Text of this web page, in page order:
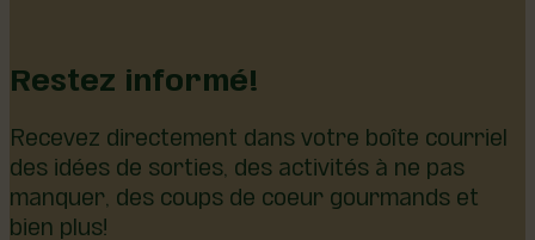
Restez informé!
Recevez directement dans votre boîte courriel
des idées de sorties, des activités à ne pas
manquer, des coups de coeur gourmands et
bien plus!